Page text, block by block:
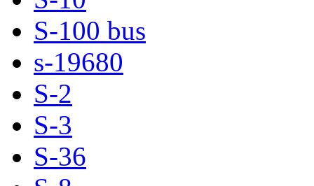
S-100 bus
s-19680
S-2
S-3
S-36